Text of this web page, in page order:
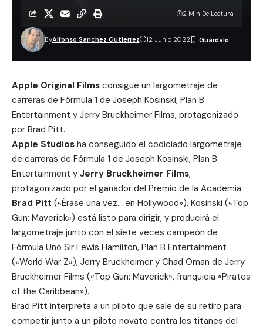
ByAlfonso Sanchez Gutierrez 12 Junio 2022
2 Min De Lectura
Apple Original Films consigue un largometraje de
carreras de Fórmula 1 de Joseph Kosinski, Plan B
Entertainment y Jerry Bruckheimer Films, protagonizado
por Brad Pitt.
Apple Studios ha conseguido el codiciado largometraje
de carreras de Fórmula 1 de Joseph Kosinski, Plan B
Entertainment y Jerry Bruckheimer Films,
protagonizado por el ganador del Premio de la Academia
Brad Pitt («Érase una vez… en Hollywood»). Kosinski («Top
Gun: Maverick») está listo para dirigir, y producirá el
largometraje junto con el siete veces campeón de
Fórmula Uno Sir Lewis Hamilton, Plan B Entertainment
(«World War Z»), Jerry Bruckheimer y Chad Oman de Jerry
Bruckheimer Films («Top Gun: Maverick», franquicia «Pirates
of the Caribbean»).
Brad Pitt interpreta a un piloto que sale de su retiro para
competir junto a un piloto novato contra los titanes del